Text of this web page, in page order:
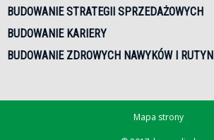
BUDOWANIE STRATEGII SPRZEDAŻOWYCH
BUDOWANIE KARIERY
BUDOWANIE ZDROWYCH NAWYKÓW I RUTYN
Mapa strony